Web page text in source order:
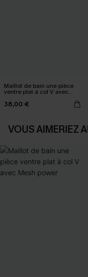
Maillot de bain une pièce
ventre plat à col V avec
38,00 €
VOUS AIMERIEZ